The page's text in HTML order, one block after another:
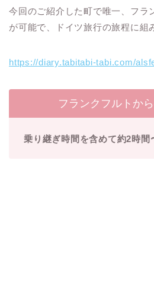
今回のご紹介した町で唯一、フラ
が可能で、ドイツ旅行の旅程に組
https://diary.tabitabi-tabi.com/
フランクフルトか
乗り継ぎ時間を含めて約2時間